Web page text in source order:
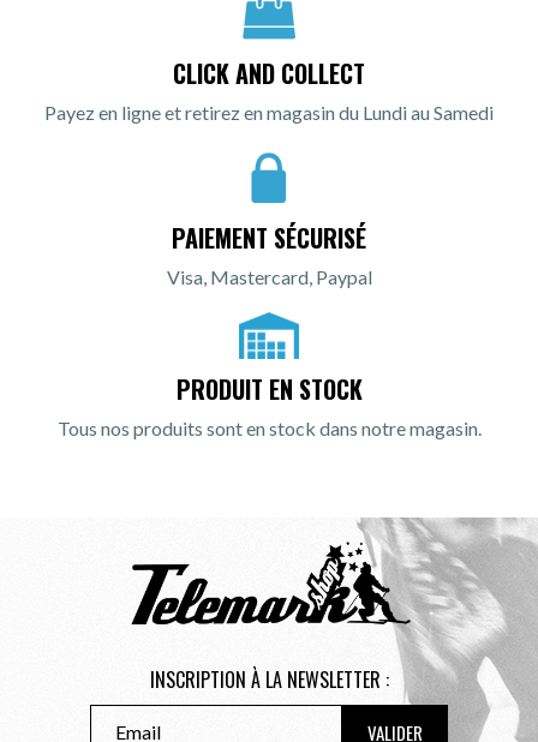
CLICK AND COLLECT
Payez en ligne et retirez en magasin du Lundi au Samedi
PAIEMENT SÉCURISÉ
Visa, Mastercard, Paypal
PRODUIT EN STOCK
Tous nos produits sont en stock dans notre magasin.
INSCRIPTION À LA NEWSLETTER :